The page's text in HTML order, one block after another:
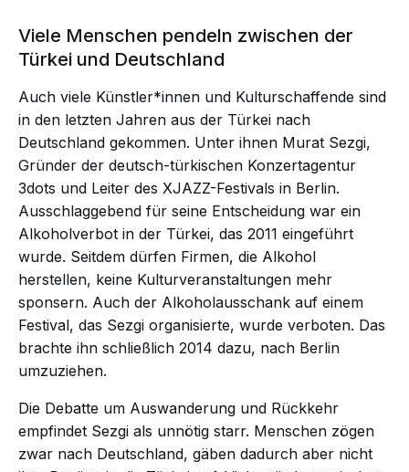
Viele Menschen pendeln zwischen der
Türkei und Deutschland
Auch viele Künstler*innen und Kulturschaffende sind
in den letzten Jahren aus der Türkei nach
Deutschland gekommen. Unter ihnen Murat Sezgi,
Gründer der deutsch-türkischen Konzertagentur
3dots und Leiter des XJAZZ-Festivals in Berlin.
Ausschlaggebend für seine Entscheidung war ein
Alkoholverbot in der Türkei, das 2011 eingeführt
wurde. Seitdem dürfen Firmen, die Alkohol
herstellen, keine Kulturveranstaltungen mehr
sponsern. Auch der Alkoholausschank auf einem
Festival, das Sezgi organisierte, wurde verboten. Das
brachte ihn schließlich 2014 dazu, nach Berlin
umzuziehen.
Die Debatte um Auswanderung und Rückkehr
empfindet Sezgi als unnötig starr. Menschen zögen
zwar nach Deutschland, gäben dadurch aber nicht